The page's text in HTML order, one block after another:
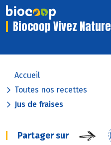
Biocoop Vivez Nature
Accueil
Toutes nos recettes
Jus de fraises
Partager sur